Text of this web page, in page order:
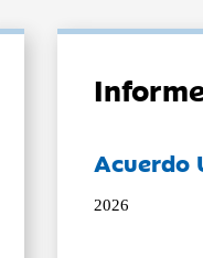
Acuerdo
2026